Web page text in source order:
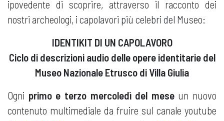
ipovedente di scoprire, attraverso il racconto dei
nostri archeologi, i capolavori più celebri del Museo:
IDENTIKIT DI UN CAPOLAVORO
Ciclo di descrizioni audio delle opere identitarie del
Museo Nazionale Etrusco di Villa Giulia
Ogni primo e terzo mercoledì del meseun nuovo
contenuto multimediale da fruire sul canale youtube